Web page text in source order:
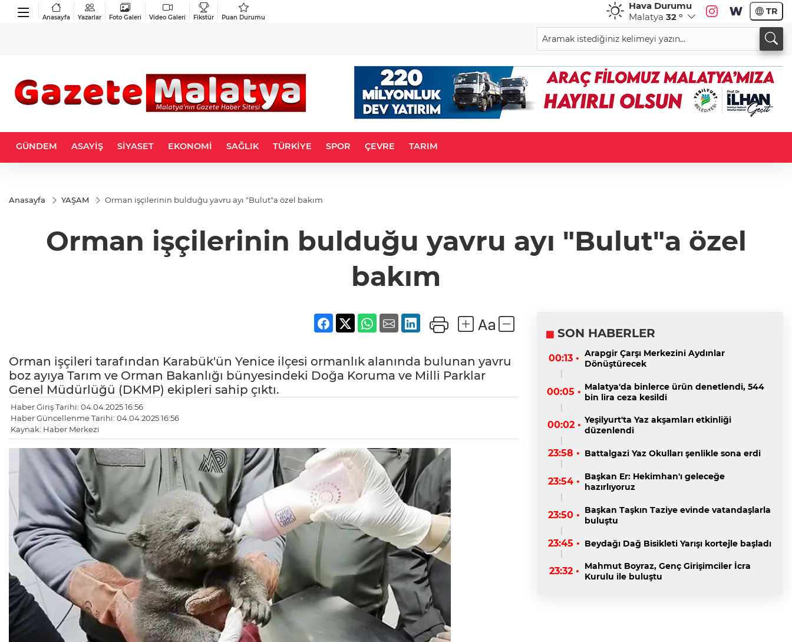
Anasayfa Yazarlar Foto Galeri Video Galeri Fikstür Puan Durumu
Hava Durumu
Malatya 32 ° TR
GÜNDEM ASAYİŞ SİYASET EKONOMİ SAĞLIK TÜRKİYE SPOR ÇEVRE TARIM
Anasayfa YAŞAM Orman işçilerinin bulduğu yavru ayı "Bulut"a özel bakım
Orman işçilerinin bulduğu yavru ayı "Bulut"a özel
bakım
Orman işçileri tarafından Karabük'ün Yenice ilçesi ormanlık alanında bulunan yavru
boz ayıya Tarım ve Orman Bakanlığı bünyesindeki Doğa Koruma ve Milli Parklar
Genel Müdürlüğü (DKMP) ekipleri sahip çıktı.
Haber Giriş Tarihi: 04.04.2025 16:56
Haber Güncellenme Tarihi: 04.04.2025 16:56
Kaynak: Haber Merkezi
SON HABERLER
00:13 • Arapgir Çarşı Merkezini Aydınlar
Dönüştürecek
00:05 • Malatya'da binlerce ürün denetlendi, 544
bin lira ceza kesildi
00:02 • Yeşilyurt'ta Yaz akşamları etkinliği
düzenlendi
23:58 • Battalgazi Yaz Okulları şenlikle sona erdi
23:54 • Başkan Er: Hekimhan'ı geleceğe
hazırlıyoruz
23:50 • Başkan Taşkın Taziye evinde vatandaşlarla
buluştu
23:45 • Beydağı Dağ Bisikleti Yarışı kortejle başladı
23:32 •
Mahmut Boyraz, Genç Girişimciler İcra
Kurulu ile buluştu